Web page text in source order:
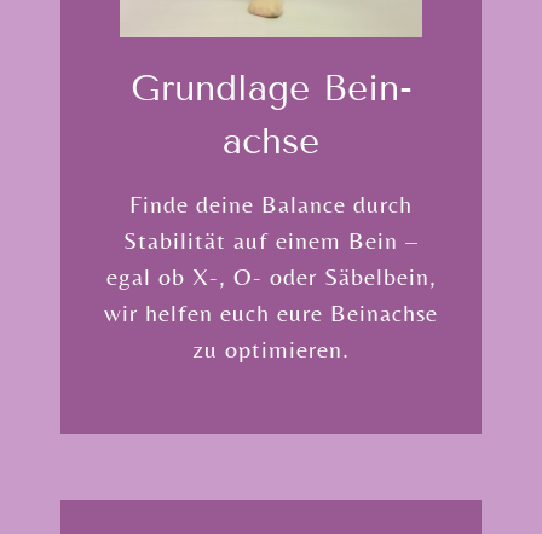
Grund­lage Bein­
achse
Finde deine Balance durch
Stabilität auf einem Bein –
egal ob X-, O- oder Säbelbein,
wir helfen euch eure Beinachse
zu optimieren.